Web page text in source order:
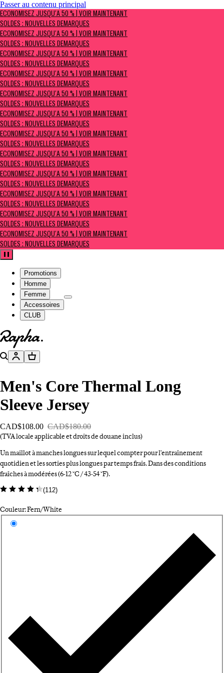
Passer au contenu principal
ÉCONOMISEZ JUSQU’À 50 % | Voir maintenant
Soldes : NOUVELLES DÉMARQUES
ÉCONOMISEZ JUSQU’À 50 % | VOIR MAINTENANT
SOLDES : NOUVELLES DÉMARQUES
ÉCONOMISEZ JUSQU’À 50 % | VOIR MAINTENANT
SOLDES : NOUVELLES DÉMARQUES
ÉCONOMISEZ JUSQU’À 50 % | VOIR MAINTENANT
SOLDES : NOUVELLES DÉMARQUES
ÉCONOMISEZ JUSQU’À 50 % | VOIR MAINTENANT
SOLDES : NOUVELLES DÉMARQUES
ÉCONOMISEZ JUSQU’À 50 % | VOIR MAINTENANT
SOLDES : NOUVELLES DÉMARQUES
ÉCONOMISEZ JUSQU’À 50 % | VOIR MAINTENANT
SOLDES : NOUVELLES DÉMARQUES
ÉCONOMISEZ JUSQU’À 50 % | VOIR MAINTENANT
SOLDES : NOUVELLES DÉMARQUES
ÉCONOMISEZ JUSQU’À 50 % | VOIR MAINTENANT
SOLDES : NOUVELLES DÉMARQUES
ÉCONOMISEZ JUSQU’À 50 % | VOIR MAINTENANT
SOLDES : NOUVELLES DÉMARQUES
ÉCONOMISEZ JUSQU’À 50 % | VOIR MAINTENANT
SOLDES : NOUVELLES DÉMARQUES
ÉCONOMISEZ JUSQU’À 50 % | VOIR MAINTENANT
SOLDES : NOUVELLES DÉMARQUES
ÉCONOMISEZ JUSQU’À 50 % | VOIR MAINTENANT
SOLDES : NOUVELLES DÉMARQUES
Pause
Promotions
Homme
Femme
Accessoires
CLUB
Aller à la page d’accueil
Rechercher
ComptePanier
Men's Core Thermal Long
Sleeve Jersey
CAD$108.00 CAD$180.00
(TVA locale applicable et droits de douane inclus)
Un maillot à manches longues sur lequel compter pour l'entraînement
quotidien et les sorties plus longues par temps frais. Dans des conditions
fraîches à modérées (6-12 °C / 43-54 °F).
(112)
Couleur: Fern/White
Sélectionnez une couleur